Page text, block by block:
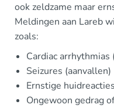
ook zeldzame maar
Meldingen aan Lareb
zoals:
Cardiac
Seizures (aanvallen)
Ernstige huidreacties
Ongewoon gedrag